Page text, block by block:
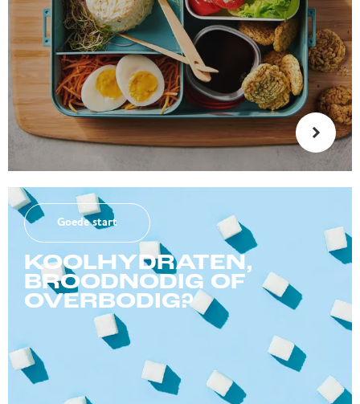
Goede start
KOOLHYDRATEN,
BROODNODIG OF
OVERBODIG?